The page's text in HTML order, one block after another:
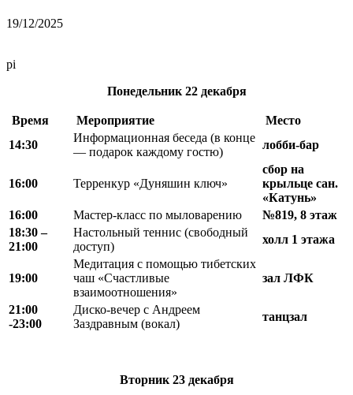
19/12/2025
pi
Понедельник 22 декабря
Время Мероприятие
Место
14:30
Информационная беседа (в конце
— подарок каждому гостю)
лобби-бар
16:00 Терренкур «Дуняшин ключ»
сбор на
крыльце сан.
«Катунь»
16:00
Мастер-класс по мыловарению
№819, 8 этаж
18:30 –
21:00
Настольный теннис (свободный
доступ)
холл 1 этажа
19:00
Медитация с помощью тибетских
чаш «Счастливые
взаимоотношения»
зал ЛФК
21:00
-23:00
Диско-вечер с Андреем
Заздравным (вокал)
танцзал
Вторник 23 декабря